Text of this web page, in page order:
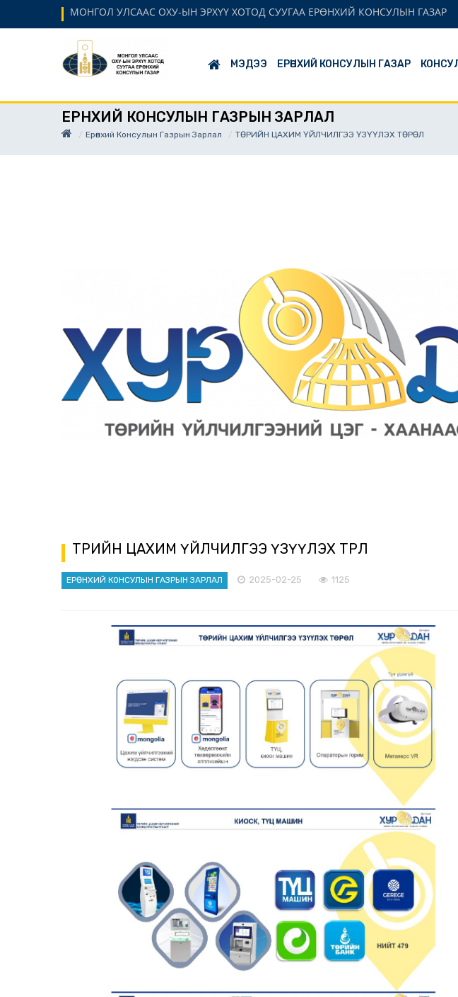
МОНГОЛ УЛСААС ОХУ-ЫН ЭРХҮҮ ХОТОД СУУГАА ЕРӨНХИЙ КОНСУЛЫН ГАЗАР
МЭДЭЭ ЕРӨНХИЙ КОНСУЛЫН ГАЗАР
ЕРӨНХИЙ КОНСУЛЫН ГАЗРЫН ЗАРЛАЛ
Ерөнхий Консулын Газрын Зарлал ТӨРИЙН ЦАХИМ ҮЙЛЧИЛГЭЭ ҮЗҮҮЛЭХ ТӨРӨЛ
ТӨРИЙН ЦАХИМ ҮЙЛЧИЛГЭЭ ҮЗҮҮЛЭХ ТӨРӨЛ
ЕРӨНХИЙ КОНСУЛЫН ГАЗРЫН ЗАРЛАЛ 2025-02-25 1125